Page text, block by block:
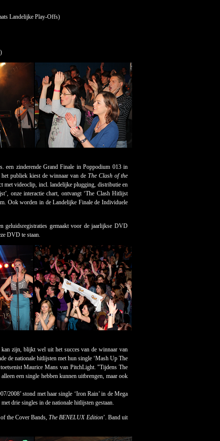
Landelijke Play-Offs)
een zinderende Grand Finale in Poppodium 013 in
publiek kiest de winnaar van de The Clash of the
met videoclip, incl. landelijke plugging, distributie en
onze interactie chart, ontvangt ‘The Clash Hitlijst
Ook worden in de Landelijke Finale de Individuele
geluidsregistraties gemaakt voor de jaarlijkse DVD
DVD te staan.
zijn, blijkt wel uit het succes van de winnaar van
de nationale hitlijsten met hun single ‘Mash Up The
Maurice Mans van PitchLight. "Tijdens The
een single hebben kunnen uitbrengen, maar ook
2008’ stond met haar single ‘Iron Rain’ in de Mega
drie singles in de nationale hitlijsten gestaan.
of the Cover Bands,The BENELUX Edition’. Band uit